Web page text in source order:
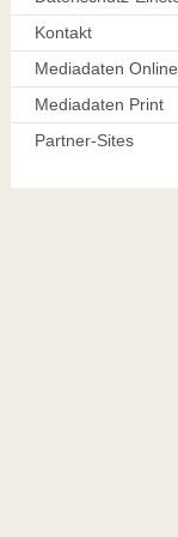
Kontakt
Mediadaten Online
Mediadaten Print
Partner-Sites